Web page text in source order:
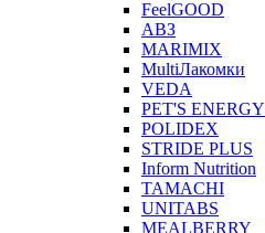
FeelGOOD
АВЗ
MARIMIX
MultiЛакомки
VEDA
PET'S ENERGY
POLIDEX
STRIDE PLUS
Inform Nutrition
TAMACHI
UNITABS
MEALBERRY